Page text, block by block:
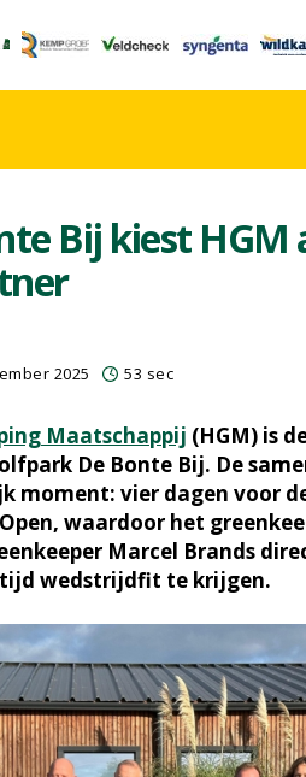
Bij kiest HGM
2025 53 sec
Maatschappij (HGM) is
De Bonte Bij. De
moment: vier dagen voor
waardoor het
Marcel Brands
tijd wedstrijdfit te krijgen.